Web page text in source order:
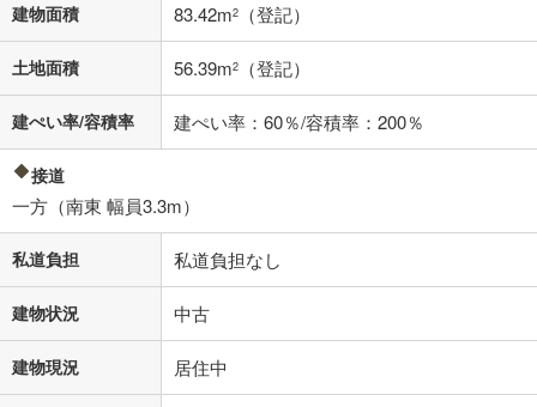
閉じる
建物面積 83.42m2 （登記）
土地面積 56.39m2 （登記）
建ぺい率/容積率 建ぺい率：60％/容積率：200％
接道
一方（南東 幅員3.3m）
私道負担 私道負担なし
建物状況 中古
建物現況 居住中